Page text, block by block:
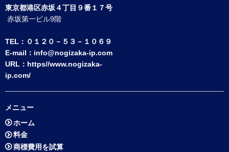
東京都港区赤坂４丁目９番１７号
赤坂第一ビル9階
TEL：０１２０－５３－１０６９
E-mail： info@nogizaka-ip.com
URL： https//www.nogizaka-
ip.com/
メニュー
ホーム
料金
商標費用を試算